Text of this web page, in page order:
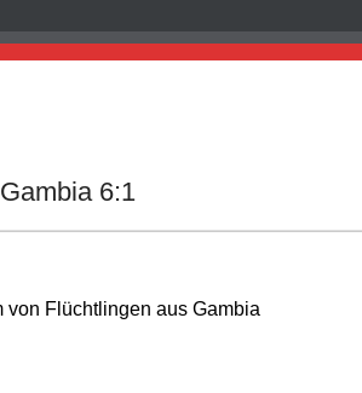
6:1
von Flüchtlingen aus Gambia